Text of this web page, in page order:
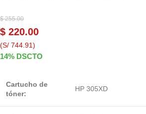
$255.00
$ 220.00
(S/ 744.91)
14% DSCTO
Cartucho de
tóner:
HP 305XD